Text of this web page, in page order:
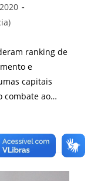
ranking de
e
capitais
combate ao…